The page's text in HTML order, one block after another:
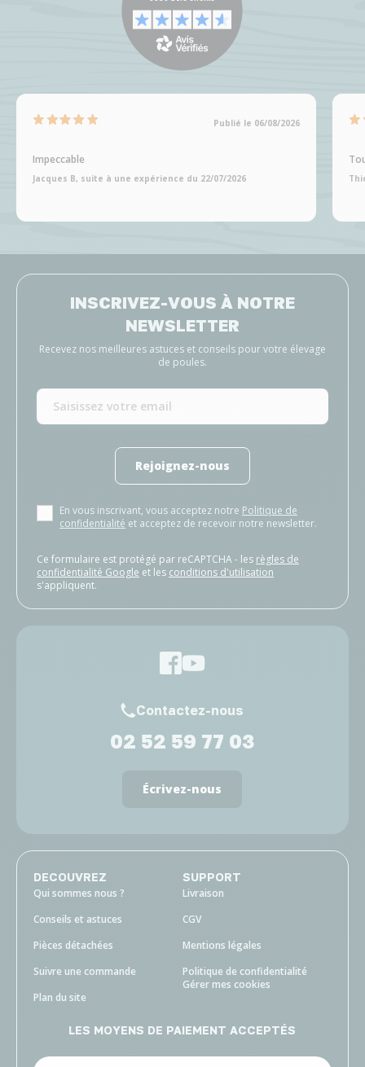
Publié le 06/08/2026
Impeccable
Jacques B, suite à une expérience du 22/07/2026
INSCRIVEZ-VOUS À NOTRE
NEWSLETTER
Recevez nos meilleures astuces et conseils pour votre élevage
de poules.
Rejoignez-nous
En vous inscrivant, vous acceptez notre Politique de
confidentialité et acceptez de recevoir notre newsletter.
Ce formulaire est protégé par reCAPTCHA - les règles de
confidentialité Google et les conditions d'utilisation
s'appliquent.
Contactez-nous
02 52 59 77 03
Écrivez-nous
DECOUVREZ
Qui sommes nous ?
Conseils et astuces
Pièces détachées
Suivre une commande
Plan du site
SUPPORT
Livraison
CGV
Mentions légales
Politique de confidentialité
Gérer mes cookies
LES MOYENS DE PAIEMENT ACCEPTÉS